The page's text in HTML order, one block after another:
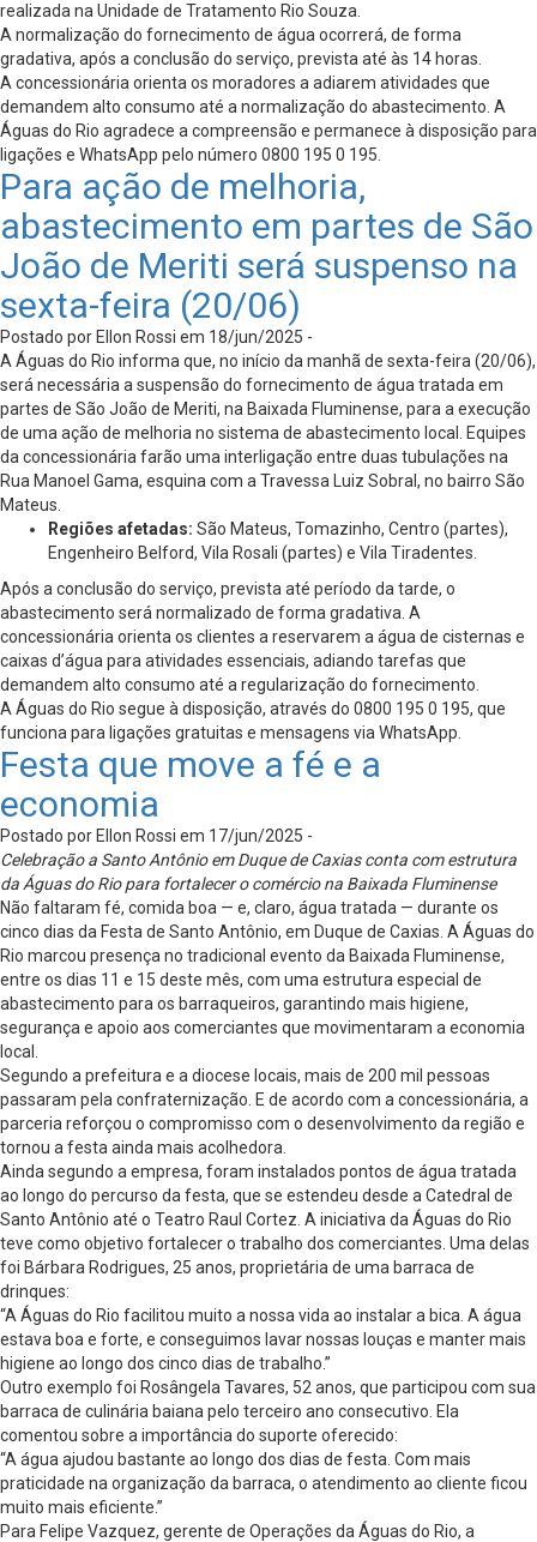
realizada na Unidade de Tratamento Rio Souza.
A normalização do fornecimento de água ocorrerá, de forma
gradativa, após a conclusão do serviço, prevista até às 14 horas.
A concessionária orienta os moradores a adiarem atividades que
demandem alto consumo até a normalização do abastecimento. A
Águas do Rio agradece a compreensão e permanece à disposição para
ligações e WhatsApp pelo número 0800 195 0 195.
Para ação de melhoria,
abastecimento em partes de São
João de Meriti será suspenso na
sexta-feira (20/06)
Postado por Ellon Rossi em 18/jun/2025 -
A Águas do Rio informa que, no início da manhã de sexta-feira (20/06),
será necessária a suspensão do fornecimento de água tratada em
partes de São João de Meriti, na Baixada Fluminense, para a execução
de uma ação de melhoria no sistema de abastecimento local. Equipes
da concessionária farão uma interligação entre duas tubulações na
Rua Manoel Gama, esquina com a Travessa Luiz Sobral, no bairro São
Mateus.
Regiões afetadas: São Mateus, Tomazinho, Centro (partes),
Engenheiro Belford, Vila Rosali (partes) e Vila Tiradentes.
Após a conclusão do serviço, prevista até período da tarde, o
abastecimento será normalizado de forma gradativa. A
concessionária orienta os clientes a reservarem a água de cisternas e
caixas d’água para atividades essenciais, adiando tarefas que
demandem alto consumo até a regularização do fornecimento.
A Águas do Rio segue à disposição, através do 0800 195 0 195, que
funciona para ligações gratuitas e mensagens via WhatsApp.
Festa que move a fé e a
economia
Postado por Ellon Rossi em 17/jun/2025 -
Celebração a Santo Antônio em Duque de Caxias conta com estrutura
da Águas do Rio para fortalecer o comércio na Baixada Fluminense
Não faltaram fé, comida boa — e, claro, água tratada — durante os
cinco dias da Festa de Santo Antônio, em Duque de Caxias. A Águas do
Rio marcou presença no tradicional evento da Baixada Fluminense,
entre os dias 11 e 15 deste mês, com uma estrutura especial de
abastecimento para os barraqueiros, garantindo mais higiene,
segurança e apoio aos comerciantes que movimentaram a economia
local.
Segundo a prefeitura e a diocese locais, mais de 200 mil pessoas
passaram pela confraternização. E de acordo com a concessionária, a
parceria reforçou o compromisso com o desenvolvimento da região e
tornou a festa ainda mais acolhedora.
Ainda segundo a empresa, foram instalados pontos de água tratada
ao longo do percurso da festa, que se estendeu desde a Catedral de
Santo Antônio até o Teatro Raul Cortez. A iniciativa da Águas do Rio
teve como objetivo fortalecer o trabalho dos comerciantes. Uma delas
foi Bárbara Rodrigues, 25 anos, proprietária de uma barraca de
drinques:
“A Águas do Rio facilitou muito a nossa vida ao instalar a bica. A água
estava boa e forte, e conseguimos lavar nossas louças e manter mais
higiene ao longo dos cinco dias de trabalho.”
Outro exemplo foi Rosângela Tavares, 52 anos, que participou com sua
barraca de culinária baiana pelo terceiro ano consecutivo. Ela
comentou sobre a importância do suporte oferecido:
“A água ajudou bastante ao longo dos dias de festa. Com mais
praticidade na organização da barraca, o atendimento ao cliente ficou
muito mais eficiente.”
Para Felipe Vazquez, gerente de Operações da Águas do Rio, a